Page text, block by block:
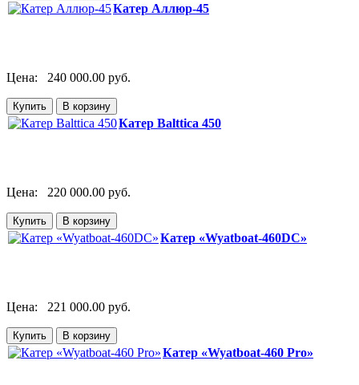
Катер Аллюр-45
Цена: 240 000.00 руб.
Катер Balttica 450
Цена: 220 000.00 руб.
Катер «Wyatboat-460DC»
Цена: 221 000.00 руб.
Катер «Wyatboat-460 Pro»